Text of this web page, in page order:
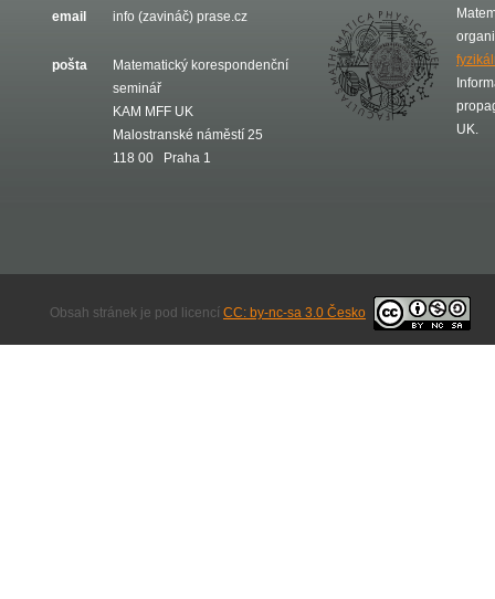
email info (zavináč) prase.cz
pošta
Matematický korespondenční
seminář
KAM MFF UK
Malostranské náměstí 25
118 00 Praha 1
UK.
Obsah stránek je pod licencí CC: by-nc-sa 3.0 Česko